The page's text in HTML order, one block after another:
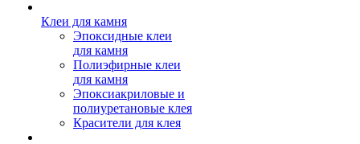
Клеи для камня
Эпоксидные клеи
для камня
Полиэфирные клеи
для камня
Эпоксиакриловые и
полиуретановые клея
Красители для клея